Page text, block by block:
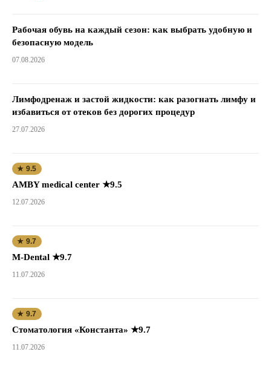
Рабочая обувь на каждый сезон: как выбрать удобную и
безопасную модель
07.08.2026
Лимфодренаж и застой жидкости: как разогнать лимфу и
избавиться от отеков без дорогих процедур
27.07.2026
★ 9.5
AMBY medical center ★9.5
12.07.2026
★ 9.7
M-Dental ★9.7
11.07.2026
★ 9.7
Стоматология «Константа» ★9.7
11.07.2026